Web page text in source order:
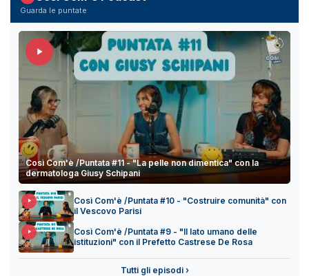
Guarda le puntate
Così Com'è /Puntata #11 - "La pelle non dimentica" con la
dermatologa Giusy Schipani
Così Com'è /Puntata #10 - "Costruire comunità" con
il Vescovo Parisi
Così Com'è /Puntata #9 - "Il lato umano delle
istituzioni" con il Prefetto Castrese De Rosa
Tutti gli episodi ›